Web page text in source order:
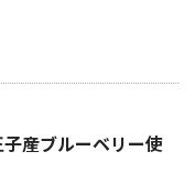
産ブルーベリー使